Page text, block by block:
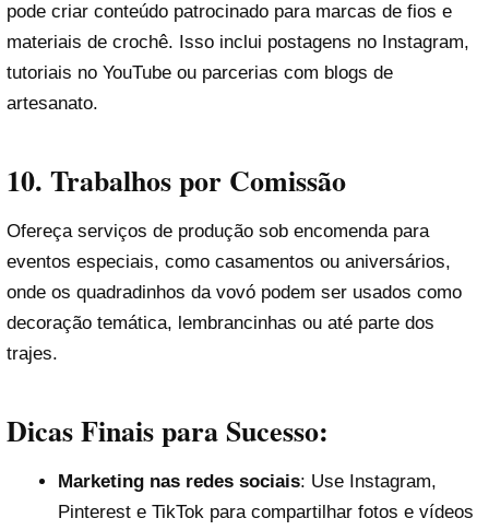
pode criar conteúdo patrocinado para marcas de fios e
materiais de crochê. Isso inclui postagens no Instagram,
tutoriais no YouTube ou parcerias com blogs de
artesanato.
10. Trabalhos por Comissão
Ofereça serviços de produção sob encomenda para
eventos especiais, como casamentos ou aniversários,
onde os quadradinhos da vovó podem ser usados como
decoração temática, lembrancinhas ou até parte dos
trajes.
Dicas Finais para Sucesso:
Marketing nas redes sociais: Use Instagram,
Pinterest e TikTok para compartilhar fotos e vídeos